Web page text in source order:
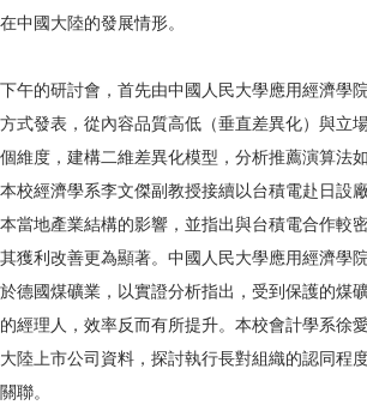
在中國大陸的發展情形。
下午的研討會，首先由中國人民大學應用經濟學
方式發表，從內容品質高低（垂直差異化）與立
個維度，建構二維差異化模型，分析推薦演算法
本校經濟學系李文傑副教授接續以台積電赴日設
本當地產業結構的影響，並指出與台積電合作較
其獲利改善更為顯著。中國人民大學應用經濟學
於德國煤礦業，以實證分析指出，受到保護的煤
的經理人，效率反而有所提升。本校會計學系徐
大陸上市公司資料，探討執行長對組織的認同程
關聯。